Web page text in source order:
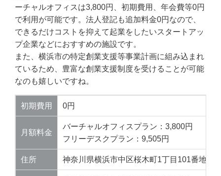
ーチャルオフィスは3,800円、初期費用、年会費等0円
で利用が可能です。法人登記も追加料金0円なので、
できるだけコストを抑えて起業をしたいスタートアッ
プ企業などにおすすめの施設です。
また、横浜市の特定創業支援等事業計画に組み込まれ
ているため、豊富な創業支援制度を受けることが可能
なのも嬉しいですね。
初期費用 0円
月額料金
バーチャルオフィスプラン：3,800円
フリーデスクプラン：9,505円
住所 神奈川県横浜市中区桜木町1丁目101番地1